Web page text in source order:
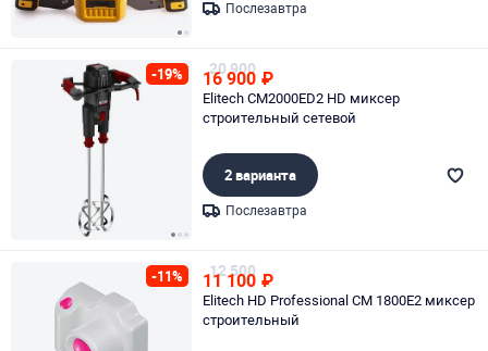
Послезавтра
-19% 20 900
16 900 ₽
Elitech CM2000ED2 HD миксер
строительный сетевой
2 варианта
Послезавтра
-11% 12 500
11 100 ₽
Elitech HD Professional CM 1800E2 миксер
строительный